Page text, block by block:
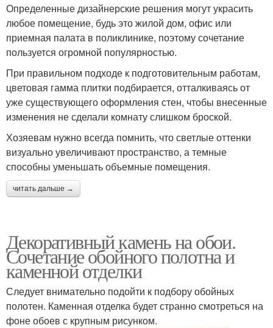
Определенные дизайнерские решения могут украсить
любое помещение, будь это жилой дом, офис или
приемная палата в поликлинике, поэтому сочетание
пользуется огромной популярностью.
При правильном подходе к подготовительным работам,
цветовая гамма плитки подбирается, отталкиваясь от
уже существующего оформления стен, чтобы внесенные
изменения не сделали комнату слишком броской.
Хозяевам нужно всегда помнить, что светлые оттенки
визуально увеличивают пространство, а темные
способны уменьшать объемные помещения.
читать дальше →
Декоративный камень на обои.
Сочетание обойного полотна и
каменной отделки
Следует внимательно подойти к подбору обойных
полотен. Каменная отделка будет странно смотреться на
фоне обоев с крупным рисунком.